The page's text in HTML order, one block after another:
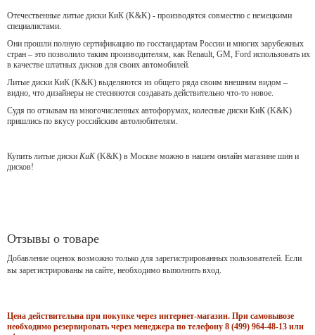
Отечественные литые диски КиК (K&K) - производятся совместно с немецкими
специалистами.
Они прошли полную сертификацию по госстандартам России и многих зарубежных
стран – это позволило таким производителям, как Renault, GM, Ford использовать их
в качестве штатных дисков для своих автомобилей.
Литые диски КиК (K&K) выделяются из общего ряда своим внешним видом –
видно, что дизайнеры не стесняются создавать действительно что-то новое.
Судя по отзывам на многочисленных автофорумах, колесные диски КиК (K&K)
пришлись по вкусу российским автолюбителям.
Купить литые диски КиК(K&K) в Москве можно в нашем онлайн магазине шин и
дисков!
Отзывы о товаре
Добавление оценок возможно только для зарегистрированных пользователей. Если
вы зарегистрированы на сайте, необходимо выполнить вход.
Цена действительна при покупке через интернет-магазин. При самовывозе
необходимо резервировать через менеджера по телефону 8 (499) 964-48-13 или